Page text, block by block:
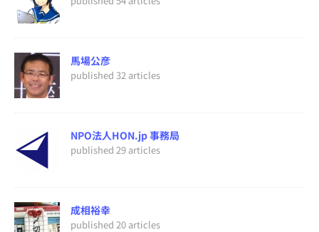
馬場公彦
published 32 articles
NPO法人HON.jp 事務局
published 29 articles
成相裕幸
published 20 articles